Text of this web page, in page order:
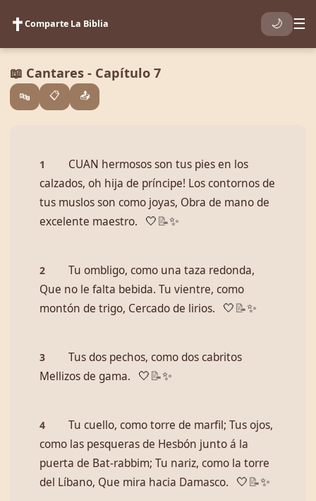
✝️Comparte La Biblia 🌙 ☰
📖 Cantares - Capítulo 7
🔤 📋 📤
1
CUAN hermosos son tus pies en los
calzados, oh hija de príncipe! Los contornos de
tus muslos son como joyas, Obra de mano de
excelente maestro.
🤍 📝✨
2
Tu ombligo, como una taza redonda,
Que no le falta bebida. Tu vientre, como
montón de trigo, Cercado de lirios.
🤍 📝✨
3
Tus dos pechos, como dos cabritos
Mellizos de gama.
🤍 📝✨
4
Tu cuello, como torre de marfil; Tus ojos,
como las pesqueras de Hesbón junto á la
puerta de Bat-rabbim; Tu nariz, como la torre
del Líbano, Que mira hacia Damasco.
🤍 📝✨